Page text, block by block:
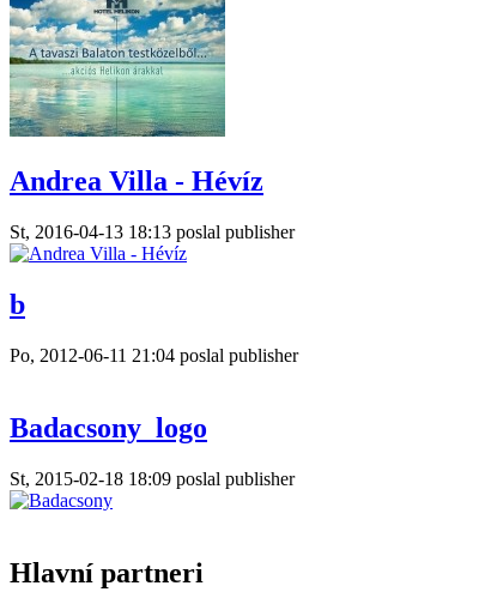
Andrea Villa - Hévíz
St, 2016-04-13 18:13 poslal publisher
b
Po, 2012-06-11 21:04 poslal publisher
Badacsony_logo
St, 2015-02-18 18:09 poslal publisher
Hlavní partneri